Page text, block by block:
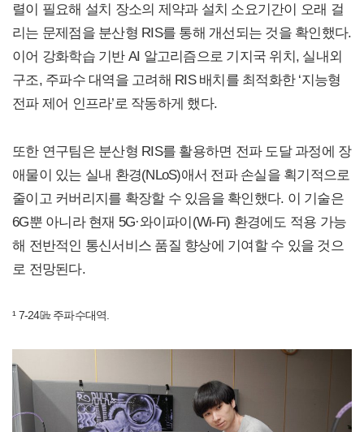
렬이 필요해 설치 장소의 제약과 설치 소요기간이 오래 걸
리는 문제점을 분산형 RIS를 통해 개선되는 것을 확인했다.
이어 강화학습 기반 AI 알고리즘으로 기지국 위치, 실내외
구조, 주파수 대역을 고려해 RIS 배치를 최적화한 ‘지능형
전파 제어 인프라’로 작동하게 했다.
또한 연구팀은 분산형 RIS를 활용하면 전파 도달 과정에 장
애물이 있는 실내 환경(NLoS)애서 전파 손실을 획기적으로
줄이고 커버리지를 확장할 수 있음을 확인했다. 이 기술은
6G뿐 아니라 현재 5G·와이파이(Wi-Fi) 환경에도 적용 가능
해 전반적인 통신서비스 품질 향상에 기여할 수 있을 것으
로 전망된다.
¹ 7-24㎓ 주파수대역.